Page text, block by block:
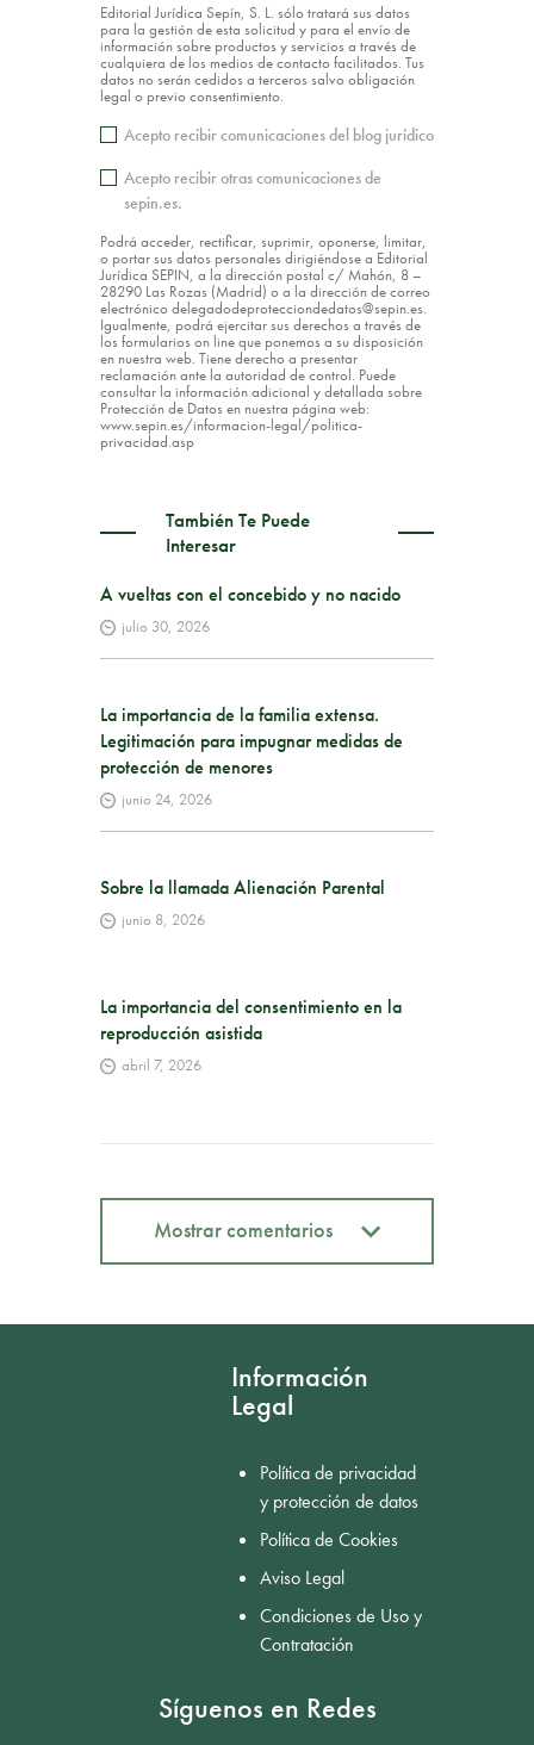
Editorial Jurídica Sepín, S. L. sólo tratará sus datos
para la gestión de esta solicitud y para el envío de
información sobre productos y servicios a través de
cualquiera de los medios de contacto facilitados. Tus
datos no serán cedidos a terceros salvo obligación
legal o previo consentimiento.
Acepto recibir comunicaciones del blog jurídico
Acepto recibir otras comunicaciones de
sepin.es.
Podrá acceder, rectificar, suprimir, oponerse, limitar,
o portar sus datos personales dirigiéndose a Editorial
Jurídica SEPIN, a la dirección postal c/ Mahón, 8 –
28290 Las Rozas (Madrid) o a la dirección de correo
electrónico delegadodeprotecciondedatos@sepin.es.
Igualmente, podrá ejercitar sus derechos a través de
los formularios on line que ponemos a su disposición
en nuestra web. Tiene derecho a presentar
reclamación ante la autoridad de control. Puede
consultar la información adicional y detallada sobre
Protección de Datos en nuestra página web:
www.sepin.es/informacion-legal/politica-
privacidad.asp
También Te Puede
Interesar
A vueltas con el concebido y no nacido
julio 30, 2026
La importancia de la familia extensa.
Legitimación para impugnar medidas de
protección de menores
junio 24, 2026
Sobre la llamada Alienación Parental
junio 8, 2026
La importancia del consentimiento en la
reproducción asistida
abril 7, 2026
Mostrar comentarios
Información
Legal
Política de privacidad
y protección de datos
Política de Cookies
Aviso Legal
Condiciones de Uso y
Contratación
Síguenos en Redes